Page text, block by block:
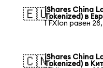
🇪🇺iShares China
Tokenized) в
1 FXIon равен
🇨🇳iShares China
Tokenized) в